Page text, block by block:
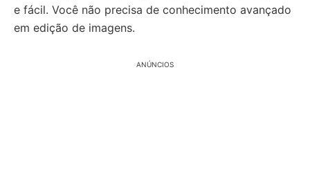
e fácil. Você não precisa de conhecimento avançado
em edição de imagens.
ANÚNCIOS